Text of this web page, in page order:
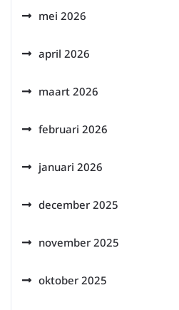
mei 2026
april 2026
maart 2026
februari 2026
januari 2026
december 2025
november 2025
oktober 2025